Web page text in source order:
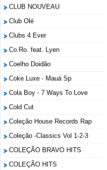
CLUB NOUVEAU
Club Olé
Clubs 4 Ever
Co.Ro. feat. Lyen
Coelho Doidão
Coke Luxe - Mauá Sp
Cola Boy - 7 Ways To Love
Cold Cut
Coleção House Records Rap
Coleção -Classics Vol 1-2-3
COLEÇÃO BRAVO HITS
COLEÇÃO HITS